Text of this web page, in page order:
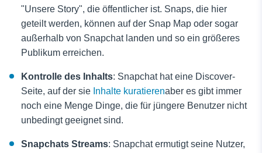
"Unsere Story", die öffentlicher ist. Snaps, die hier
geteilt werden, können auf der Snap Map oder sogar
außerhalb von Snapchat landen und so ein größeres
Publikum erreichen.
Kontrolle des Inhalts: Snapchat hat eine Discover-
Seite, auf der sie Inhalte kuratierenaber es gibt immer
noch eine Menge Dinge, die für jüngere Benutzer nicht
unbedingt geeignet sind.
Snapchats Streams: Snapchat ermutigt seine Nutzer,